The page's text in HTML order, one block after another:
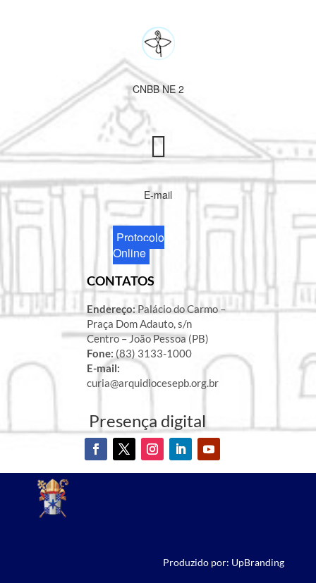
CNBB NE 2
E-mail
Protocolo
Online
CONTATOS
Endereço:Palácio do Carmo –
Praça Dom Adauto, s/n
Centro – João Pessoa (PB)
Fone: (83) 3133-1000
E-mail:
curia@arquidiocesepb.org.br
Presença digital
Produzido por: UpBranding